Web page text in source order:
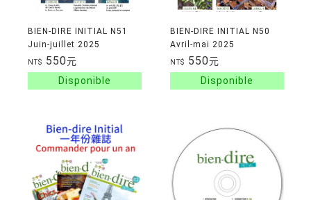
BIEN-DIRE INITIAL N51
Juin-juillet 2025
NT$ 550元
BIEN-DIRE INITIAL N50
Avril-mai 2025
NT$ 550元